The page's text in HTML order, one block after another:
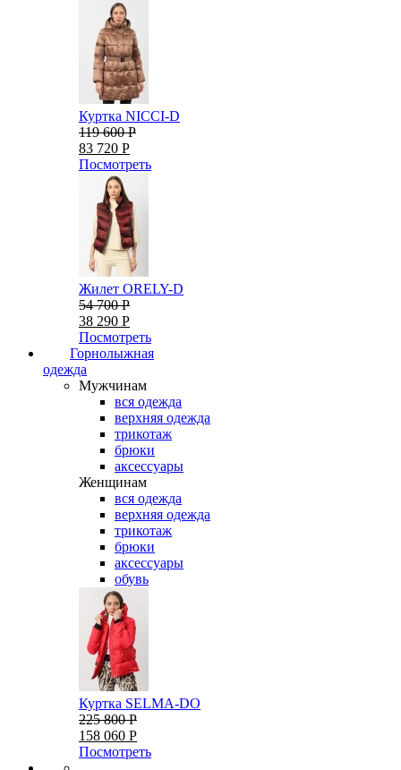
Куртка NICCI-D
119 600 Р
83 720 Р
Посмотреть
Жилет ORELY-D
54 700 Р
38 290 Р
Посмотреть
Горнолыжная
одежда
Мужчинам
вся одежда
верхняя одежда
трикотаж
брюки
аксессуары
Женщинам
вся одежда
верхняя одежда
трикотаж
брюки
аксессуары
обувь
Куртка SELMA-DO
225 800 Р
158 060 Р
Посмотреть